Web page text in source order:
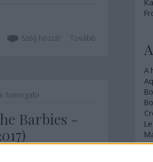
Tovább
Szólj hozzá!
hannigabi
Barbies -
A